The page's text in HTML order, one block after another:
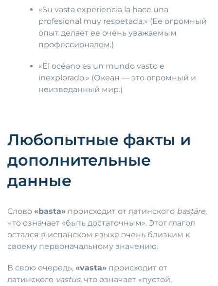
«Su vasta experiencia la hace una
profesional muy respetada.» (Ее огромный
опыт делает ее очень уважаемым
профессионалом.)
«El océano es un mundo vasto e
inexplorado.» (Океан — это огромный и
неизведанный мир.)
Любопытные факты и
дополнительные
данные
Слово «basta» происходит от латинского bastāre,
что означает «быть достаточным». Этот глагол
остался в испанском языке очень близким к
своему первоначальному значению.
В свою очередь, «vasta» происходит от
латинского vastus, что означает «пустой,